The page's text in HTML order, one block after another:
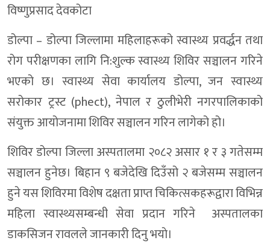
विष्णुप्रसाद देवकोटा
डोल्पा – डोल्पा जिल्लामा महिलाहरूको स्वास्थ्य प्रवर्द्धन तथा
रोग परीक्षणका लागि नि:शुल्क स्वास्थ्य शिविर सञ्चालन गरिने
भएको छ। स्वास्थ्य सेवा कार्यालय डोल्पा, जन स्वास्थ्य
सरोकार ट्रस्ट (phect), नेपाल र ठुलीभेरी नगरपालिकाको
संयुक्त आयोजनामा शिविर सञ्चालन गरिन लागेको हो।
शिविर डोल्पा जिल्ला अस्पतालमा २०८२ असार १ र ३ गतेसम्म
सञ्चालन हुनेछ। बिहान ९ बजेदेखि दिउँसो २ बजेसम्म सञ्चालन
हुने यस शिविरमा विशेष दक्षता प्राप्त चिकित्सकहरूद्वारा विभिन्न
महिला स्वास्थ्यसम्बन्धी सेवा प्रदान गरिने अस्पतालका
डाकसिजन रावलले जानकारी दिनु भयाे।